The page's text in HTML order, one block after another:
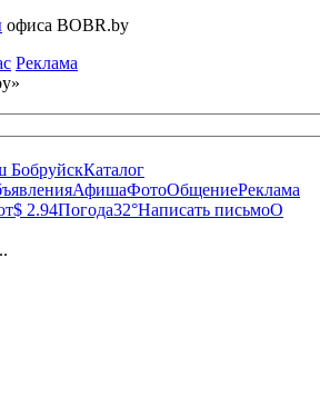
офиса BOBR.by
Реклама
БобруйскКаталог
АфишаФотоОбщениеРеклама
$ 2.94Погода32°Написать письмоО